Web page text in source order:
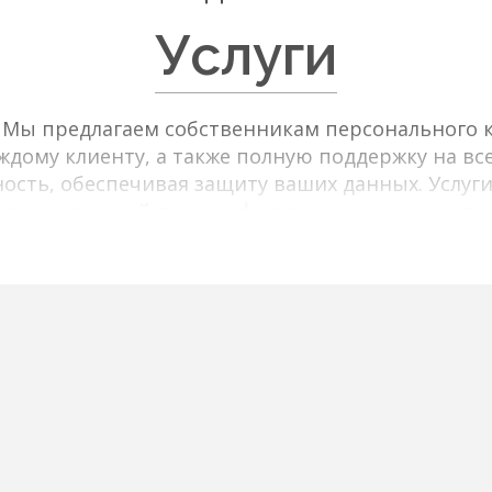
Услуги
предлагаем собственникам персонального
клиенту, а также полную поддержку на
обеспечивая защиту ваших данных.